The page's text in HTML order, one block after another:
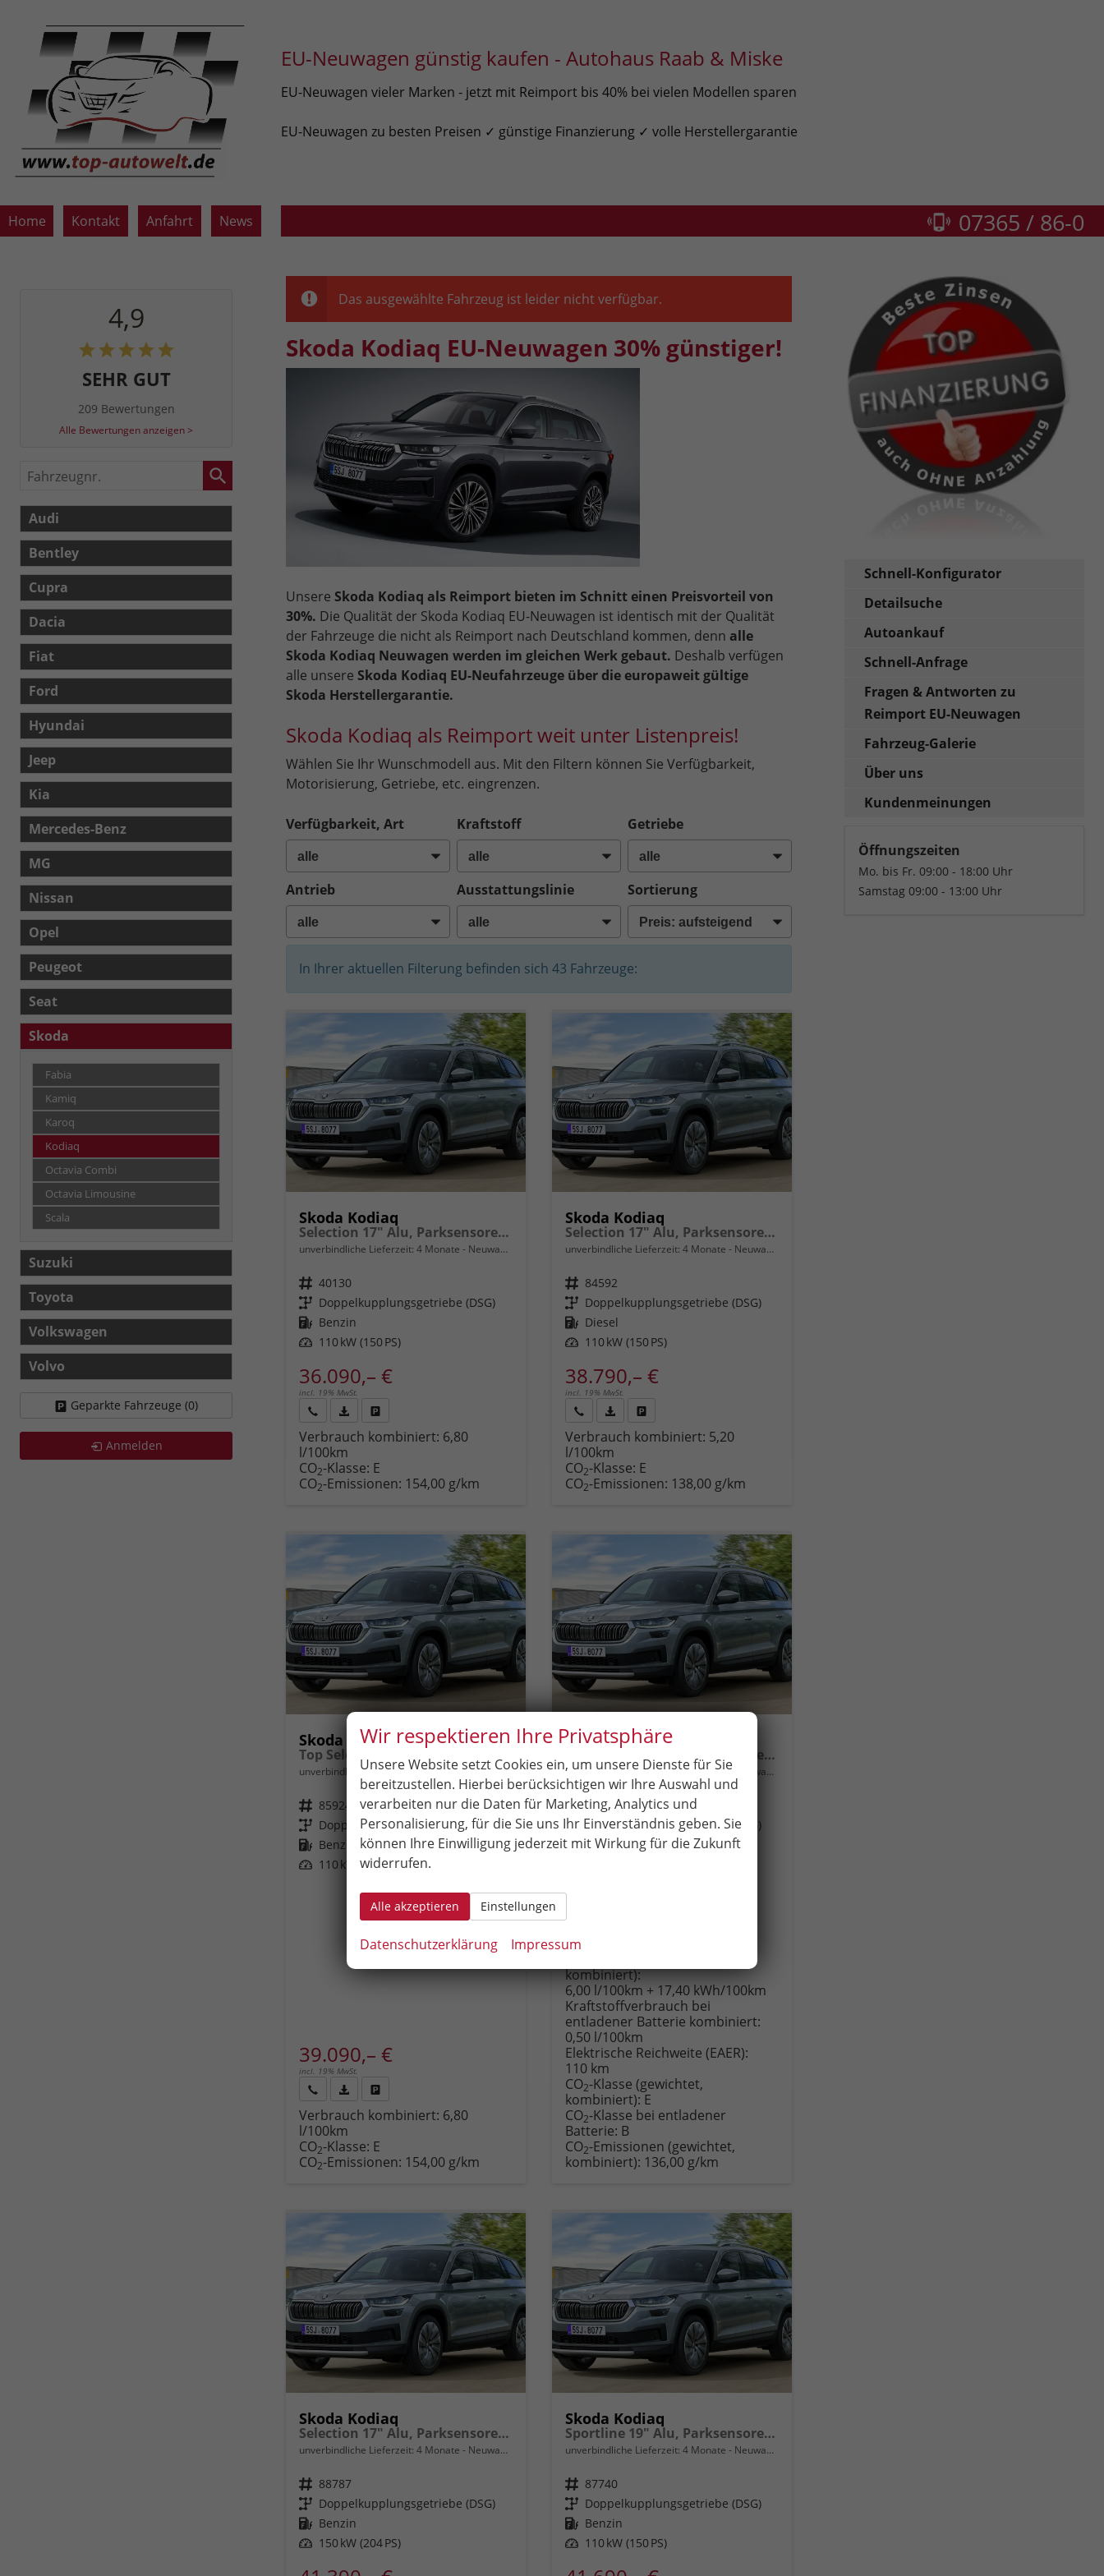
EU-Neuwagen günstig kaufen - Autohaus Raab & Miske
EU-Neuwagen vieler Marken - jetzt mit Reimport bis 40% bei vielen Modellen sparen
EU-Neuwagen zu besten Preisen ✓ günstige Finanzierung ✓ volle Herstellergarantie
Home Kontakt Anfahrt News 07365 / 86-0
Das ausgewählte Fahrzeug ist leider nicht verfügbar.
Skoda Kodiaq EU-Neuwagen 30% günstiger!
Unsere Skoda Kodiaq als Reimport bieten im Schnitt einen Preisvorteil von
30%. Die Qualität der Skoda Kodiaq EU-Neuwagen ist identisch mit der Qualität
der Fahrzeuge die nicht als Reimport nach Deutschland kommen, denn alle
Skoda Kodiaq Neuwagen werden im gleichen Werk gebaut. Deshalb verfügen
alle unsere Skoda Kodiaq EU-Neufahrzeuge über die europaweit gültige
Skoda Herstellergarantie.
Skoda Kodiaq als Reimport weit unter Listenpreis!
Wählen Sie Ihr Wunschmodell aus. Mit den Filtern können Sie Verfügbarkeit,
Motorisierung, Getriebe, etc. eingrenzen.
Verfügbarkeit, Art Kraftstoff Getriebe
Antrieb Ausstattungslinie Sortierung
In Ihrer aktuellen Filterung befinden sich 43 Fahrzeuge:
Skoda Kodiaq
Selection 17" Alu, Parksensoren v/h, Rückfahrkamera, 3-Zonen-Climatronic, Sunset, Sitzheizung, Side Assist, Fernlicht-Assist, Tempomat, Infotainment 10" + Smartlink, Virtual Cockpit, M-Lederlenkrad, LED-Scheinwerfer, Dachreling uvm.
unverbindliche Lieferzeit: 4 Monate Neuwagen
Fahrzeugnr. 40130
Getriebe Doppelkupplungsgetriebe (DSG)
Kraftstoff Benzin
Leistung 110 kW (150 PS)
36.090,– €
incl. 19% MwSt.
anfordernDatei,
Fahrzeugexposé
drucken
drucken,
oder
vergleichen
Verbrauch kombiniert: 6,80
l/100km
CO2-Klasse: E
CO2-Emissionen: 154,00 g/km
Skoda Kodiaq
Selection 17" Alu, Parksensoren v/h, Rückfahrkamera, 3-Zonen-Climatronic, SunSet, Sitzheizung, Side Assist, Fernlicht-Assist, Tempomat, Infotainment 10" + Smartlink, Virtual Cockpit, M-Lederlenkrad, LED-Scheinwerfer, Dachreling uvm.
unverbindliche Lieferzeit: 4 Monate Neuwagen
Fahrzeugnr. 84592
Getriebe Doppelkupplungsgetriebe (DSG)
Kraftstoff Diesel
Leistung 110 kW (150 PS)
38.790,– €
incl. 19% MwSt.
anfordernDatei,
Fahrzeugexposé
drucken
drucken,
oder
vergleichen
Verbrauch kombiniert: 5,20
l/100km
CO2-Klasse: E
CO2-Emissionen: 138,00 g/km
Skoda Kodiaq
unverbindliche Lieferzeit:4 Monate Neuwagen
Fahrzeugnr. 85924
Getriebe Doppelkupplungsgetriebe (DSG)
Kraftstoff Benzin
Leistung 110 kW (150 PS)
39.090,– €
incl. 19% MwSt.
anfordernDatei,
Fahrzeugexposé
drucken
drucken,
oder
vergleichen
Verbrauch kombiniert: 6,80
l/100km
CO2-Klasse: E
CO2-Emissionen: 154,00 g/km
Skoda Kodiaq
Selection 17" Alu, Parksensoren v/h, Rückfahrkamera, 3-Zonen-Climatronic, SunSet, Sitzheizung, Side Assist, Fernlicht-Assist, Tempomat, Infotainment 10" + Smartlink, Virtual Cockpit, M-Lederlenkrad, LED-Scheinwerfer, Dachreling uvm.
unverbindliche Lieferzeit:4 Monate Neuwagen
Fahrzeugnr. 84591
Getriebe Doppelkupplungsgetriebe (DSG)
Kraftstoff Benzin
40.290,– €
Rückruf
Fahrzeugexposé
druckenoder
vergleichen
kombiniert):
6,00 l/100km + 17,40 kWh/100km
Kraftstoffverbrauch bei
entladener Batterie kombiniert:
0,50 l/100km
Elektrische Reichweite (EAER):
110 km
CO2-Klasse (gewichtet,
kombiniert): E
CO2-Klasse bei entladener
Batterie: B
CO2-Emissionen (gewichtet,
kombiniert): 136,00 g/km
Skoda Kodiaq
Selection 17" Alu, Parksensoren v/h, Rückfahrkamera, 3-Zonen-Climatronic, SunSet, Sitzheizung, Side Assist, Fernlicht-Assist, Tempomat, Infotainment 10" + Smartlink, Virtual Cockpit, M-Lederlenkrad, LED-Scheinwerfer, Dachreling uvm.
unverbindliche Lieferzeit: 4 Monate Neuwagen
Fahrzeugnr. 88787
Getriebe Doppelkupplungsgetriebe (DSG)
Kraftstoff Benzin
Leistung 150 kW (204 PS)
Skoda Kodiaq
Sportline 19" Alu, Parksensoren v/h, Rückfahrkamera, 3-Zonen-Climatronic, Sitzheizung, Side Assist, Tempomat, Infotainment 10" + Smartlink, Virtual Cockpit, 13" Navi, M-Lederlenkrad, LED-Scheinwerfer, Dachreling uvm.
unverbindliche Lieferzeit: 4 Monate Neuwagen
Fahrzeugnr. 87740
Getriebe Doppelkupplungsgetriebe (DSG)
Kraftstoff Benzin
Leistung 110 kW (150 PS)
4,9
SEHR GUT
209 Bewertungen
Alle Bewertungen anzeigen >
Fahrzeugnr.
Audi
Bentley
Cupra
Dacia
Fiat
Ford
Hyundai
Jeep
Kia
Mercedes-Benz
MG
Nissan
Opel
Peugeot
Seat
Skoda
Fabia
Kamiq
Karoq
Kodiaq
Octavia Combi
Octavia Limousine
Scala
Suzuki
Toyota
Volkswagen
Volvo
Geparkte Fahrzeuge (0)
Anmelden
Schnell-Konfigurator
Detailsuche
Autoankauf
Schnell-Anfrage
Fragen & Antworten zu
Reimport EU-Neuwagen
Fahrzeug-Galerie
Über uns
Kundenmeinungen
Öffnungszeiten
Mo. bis Fr. 09:00 - 18:00 Uhr
Samstag 09:00 - 13:00 Uhr
Wir respektieren Ihre Privatsphäre
Unsere Website setzt Cookies ein, um unsere Dienste für Sie
bereitzustellen. Hierbei berücksichtigen wir Ihre Auswahl und
verarbeiten nur die Daten für Marketing, Analytics und
Personalisierung, für die Sie uns Ihr Einverständnis geben. Sie
können Ihre Einwilligung jederzeit mit Wirkung für die Zukunft
widerrufen.
Alle akzeptieren Einstellungen
Datenschutzerklärung Impressum